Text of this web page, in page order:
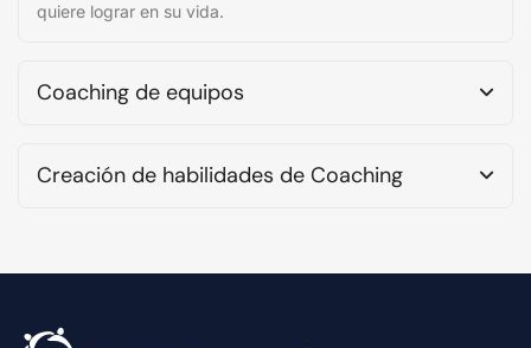
quiere lograr en su vida.
Coaching de equipos
Creación de habilidades de Coaching